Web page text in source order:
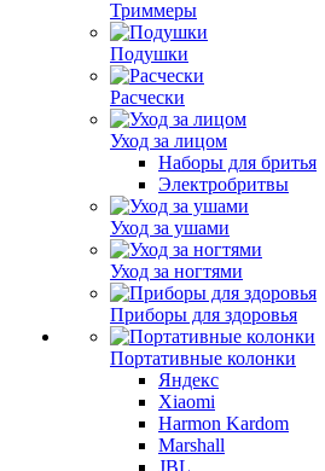
Триммеры
Подушки
Расчески
Уход за лицом
Наборы для бритья
Электробритвы
Уход за ушами
Уход за ногтями
Приборы для здоровья
Портативные колонки
Яндекс
Xiaomi
Harmon Kardom
Marshall
JBL